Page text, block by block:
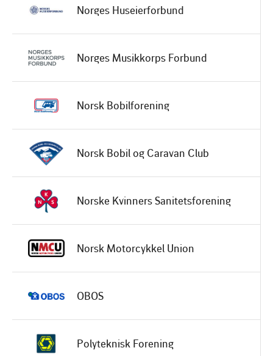
Norges Huseierforbund
Norges Musikkorps Forbund
Norsk Bobilforening
Norsk Bobil og Caravan Club
Norske Kvinners Sanitetsforening
Norsk Motorcykkel Union
OBOS
Polyteknisk Forening